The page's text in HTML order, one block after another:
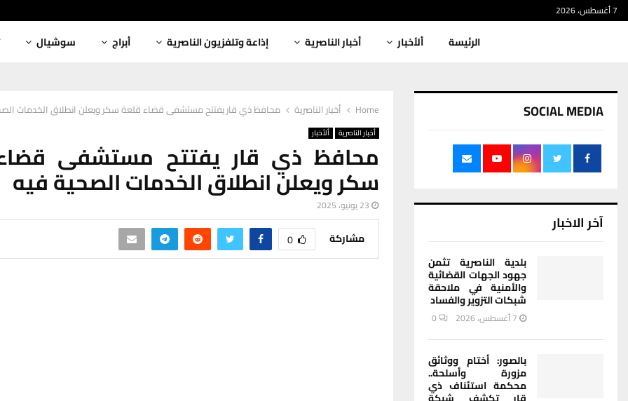
7 أغسطس، 2026
الرئيسة ألأخبار أخبار الناصرية إذاعة وتلفزيون الناصرية أبراج سوشيال
Home أخبار الناصرية محافظ ذي قار يفتتح مستشفى قضاء قلعة سكر ويعلن انطلاق الخدمات
أخبار الناصرية ألأخبار
محافظ ذي قار يفتتح مستشفى
سكر ويعلن انطلاق الخدمات الصحية فيه
23 يونيو، 2025
مشاركة 0
SOCIAL MEDIA
آخر الاخبار
بلدية الناصرية تثمن
جهود الجهات القضائية
والأمنية في ملاحقة
شبكات التزوير والفساد
7 أغسطس، 2026 0
بالصور: أختام ووثائق
مزورة وأسلحة..
محكمة استئناف ذي